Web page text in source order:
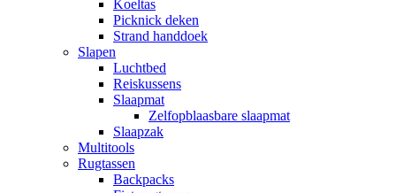
Koeltas
Picknick deken
Strand handdoek
Slapen
Luchtbed
Reiskussens
Slaapmat
Zelfopblaasbare slaapmat
Slaapzak
Multitools
Rugtassen
Backpacks